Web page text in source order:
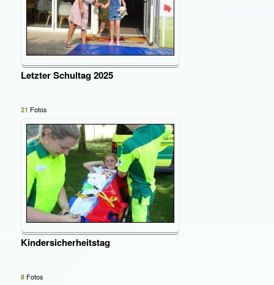
Letzter Schultag 2025
21 Fotos
Kindersicherheitstag
8Fotos